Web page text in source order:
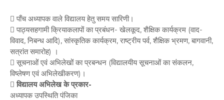
 पाँच अध्यापक वाले विद्यालय हेतु समय सारिणी।
 पाठ्यसहगामी क्रियाकलापों का प्रबंधन- खेलकूद, शैक्षिक कार्यक्रम (वाद-
विवाद, निबन्ध आदि), सांस्कृतिक कार्यक्रम, राष्ट्रीय पर्व, शैक्षिक भ्रमण, बागवानी,
सत्रांत समारोह) ।
 सूचनाओं एवं अभिलेखों का प्रबन्धन (विद्यालयीय सूचनाओं का संकलन,
विष्लेषण एवं अभिलेखीकरण)।
 विद्यालय अभिलेख के प्रकार-
अध्यापक उपस्थिति पंजिका